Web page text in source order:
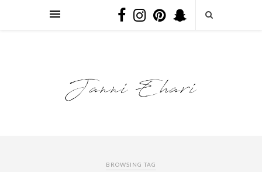
BROWSING TAG